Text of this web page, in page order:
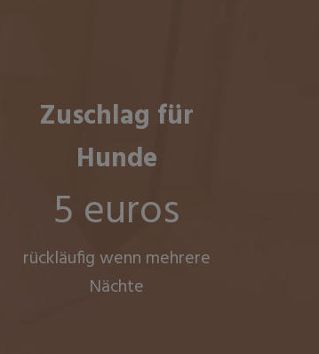
Zuschlag für
Hunde
5 euros
rückläufig wenn mehrere
Nächte